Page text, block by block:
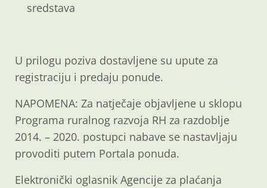
sredstava
U prilogu poziva dostavljene su upute za
registraciju i predaju ponude.
NAPOMENA: Za natječaje objavljene u sklopu
Programa ruralnog razvoja RH za razdoblje
2014. – 2020. postupci nabave se nastavljaju
provoditi putem Portala ponuda.
Elektronički oglasnik Agencije za plaćanja